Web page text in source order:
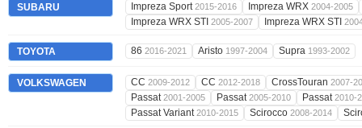
SUBARU Impreza Sport2015-2016 Impreza WRX 2004-2005
Impreza WRX STI 2005-2007 Impreza WRX STI
TOYOTA 86 2016-2021 Aristo 1997-2004 Supra 1993-2002
VOLKSWAGEN CC 2009-2012 CC 2012-2018 CrossTouran 2007-
Passat2001-2005 Passat2005-2010 Passat2010-
Passat Variant2010-2015 Scirocco 2008-2014